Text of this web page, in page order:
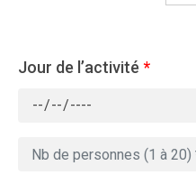
Jour de l’activité *